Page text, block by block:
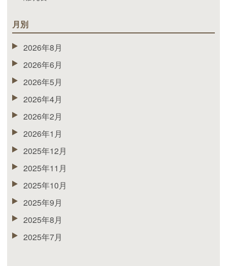
月別
2026年8月
2026年6月
2026年5月
2026年4月
2026年2月
2026年1月
2025年12月
2025年11月
2025年10月
2025年9月
2025年8月
2025年7月